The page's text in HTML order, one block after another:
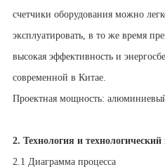
счетчики оборудования можно
эксплуатировать, в то же время
высокая эффективность и
современной в Китае.
Проектная мощность:
2. Технология и технологический
2.1 Диаграмма процесса